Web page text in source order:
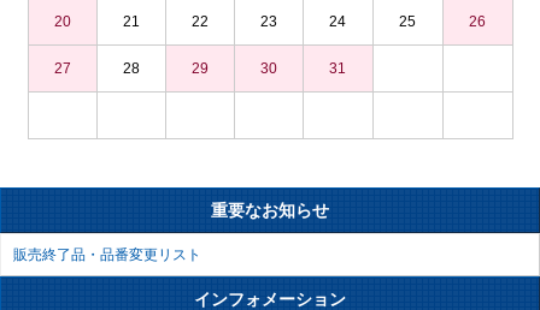
20 21 22 23 24 25 26
27 28 29 30 31
重要なお知らせ
販売終了品・品番変更リスト
インフォメーション